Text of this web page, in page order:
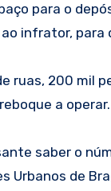
para o
infrator, para
ruas, 200 mil
a operar.
saber o
Urbanos de